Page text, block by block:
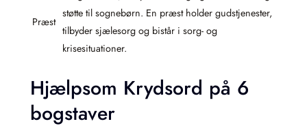
Præst
støtte til sognebørn. En præst holder gudstjenester,
tilbyder sjælesorg og bistår i sorg- og
krisesituationer.
Hjælpsom Krydsord på 6
bogstaver